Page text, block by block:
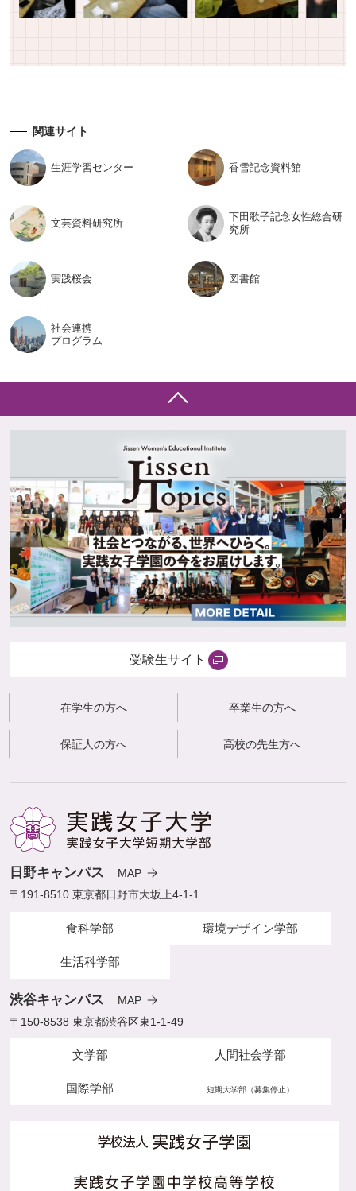
関連サイト
生涯学習センター 香雪記念資料館
文芸資料研究所
下田歌子記念女性総合研
究所
実践桜会 図書館
社会連携
プログラム
受験生サイト
在学生の方へ 卒業生の方へ
保証人の方へ 高校の先生方へ
日野キャンパス
MAP
〒191-8510 東京都日野市大坂上4-1-1
食科学部 環境デザイン学部
生活科学部
渋谷キャンパス
MAP
〒150-8538 東京都渋谷区東1-1-49
文学部 人間社会学部
国際学部 短期大学部（募集停止）